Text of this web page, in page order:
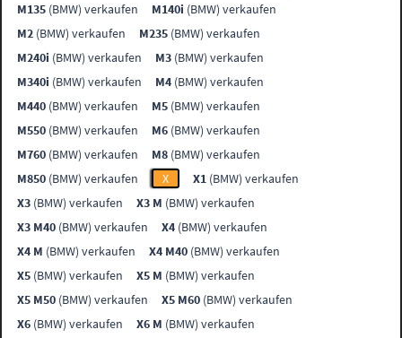
M135 (BMW) verkaufen M140i (BMW) verkaufen
M2 (BMW) verkaufen M235 (BMW) verkaufen
M240i (BMW) verkaufen M3 (BMW) verkaufen
M340i (BMW) verkaufen M4 (BMW) verkaufen
M440 (BMW) verkaufen M5 (BMW) verkaufen
M550 (BMW) verkaufen M6 (BMW) verkaufen
M760 (BMW) verkaufen M8 (BMW) verkaufen
M850 (BMW) verkaufen X X1 (BMW) verkaufen
X3 (BMW) verkaufen X3 M (BMW) verkaufen
X3 M40 (BMW) verkaufen X4 (BMW) verkaufen
X4 M (BMW) verkaufen X4 M40 (BMW) verkaufen
X5 (BMW) verkaufen X5 M (BMW) verkaufen
X5 M50 (BMW) verkaufen X5 M60 (BMW) verkaufen
X6 (BMW) verkaufen X6 M (BMW) verkaufen